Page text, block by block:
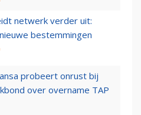
netwerk verder uit:
bestemmingen
probeert onrust bij
over overname TAP